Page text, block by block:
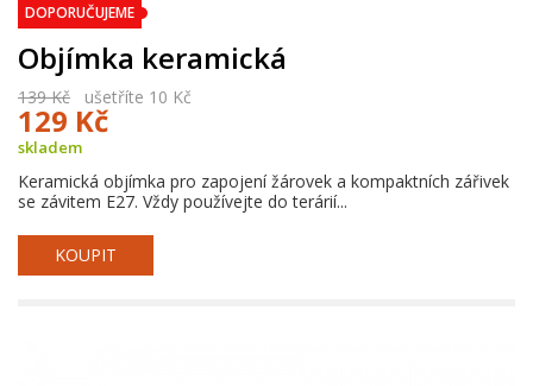
DOPORUČUJEME
Objímka keramická
139 Kč ušetříte 10 Kč
129 Kč
skladem
Keramická objímka pro zapojení žárovek a kompaktních zářivek
se závitem E27. Vždy používejte do terárií...
KOUPIT